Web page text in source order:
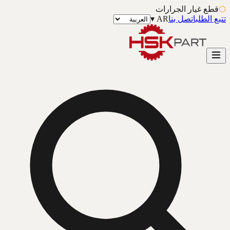
⬡قطع غيار الجرارات
تتبع الطلباتصل بناAR
▾